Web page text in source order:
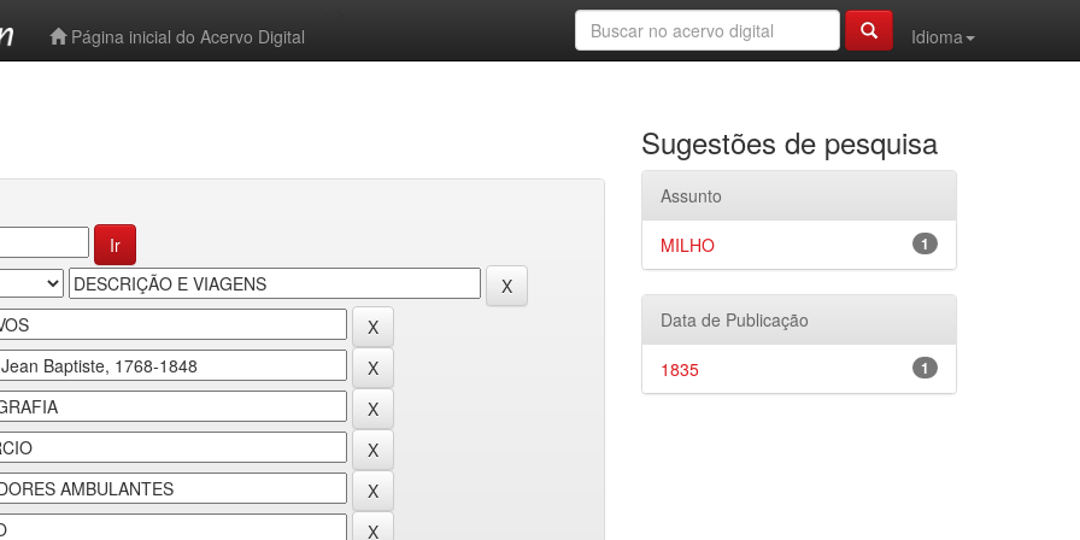
Página inicial do Acervo Digital
Idioma
Sugestões de pesquisa
Assunto
1
MILHO
Data de Publicação
1
1835